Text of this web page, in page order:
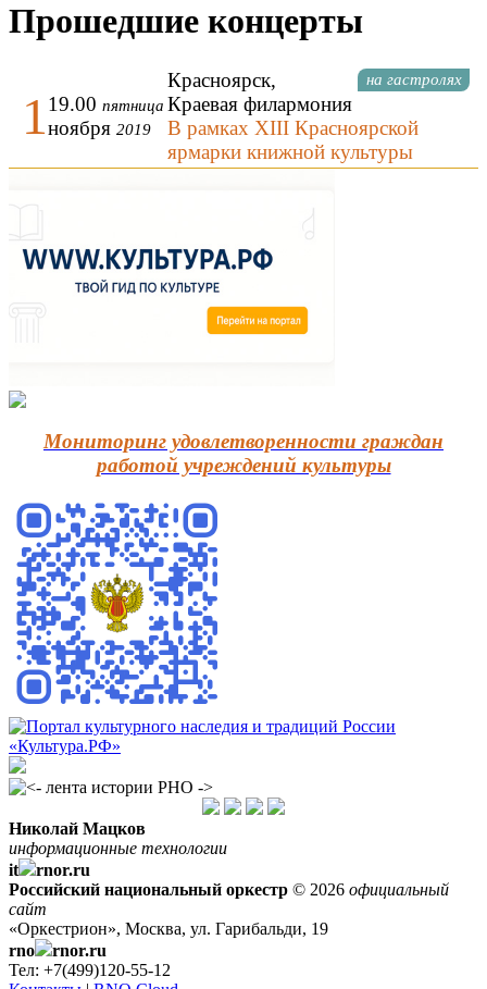
Прошедшие концерты
119.00 пятница
ноября 2019
на гастролях
Красноярск,
Краевая филармония
В рамках XIII Красноярской
ярмарки книжной культуры
Мониторинг удовлетворенности граждан
работой учреждений культуры
Николай Мацков
информационные технологии
it
rnor.ru
Российский национальный оркестр © 2026 официальный
сайт
«Оркестрион», Москва, ул. Гарибальди, 19
rno
rnor.ru
Тел: +7(499)120-55-12